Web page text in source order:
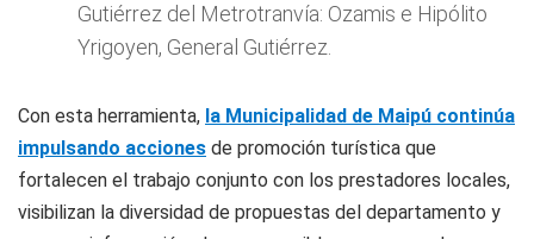
Gutiérrez del Metrotranvía: Ozamis e Hipólito
Yrigoyen, General Gutiérrez.
Con esta herramienta, la Municipalidad de Maipú continúa
impulsando acciones de promoción turística que
fortalecen el trabajo conjunto con los prestadores locales,
visibilizan la diversidad de propuestas del departamento y